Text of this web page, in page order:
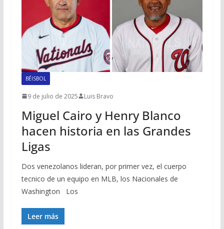
BÉISBOL
9 de julio de 2025 Luis Bravo
Miguel Cairo y Henry Blanco
hacen historia en las Grandes
Ligas
Dos venezolanos lideran, por primer vez, el cuerpo
tecnico de un equipo en MLB, los Nacionales de
Washington Los
Leer más